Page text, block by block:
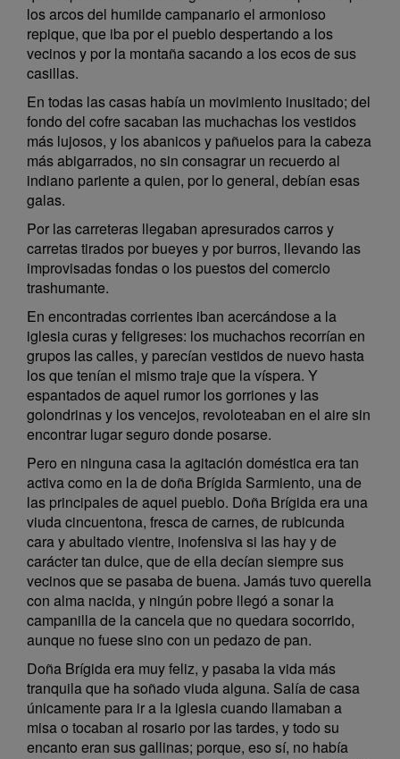
los arcos del humilde campanario el armonioso
repique, que iba por el pueblo despertando a los
vecinos y por la montaña sacando a los ecos de sus
casillas.
En todas las casas había un movimiento inusitado; del
fondo del cofre sacaban las muchachas los vestidos
más lujosos, y los abanicos y pañuelos para la cabeza
más abigarrados, no sin consagrar un recuerdo al
indiano pariente a quien, por lo general, debían esas
galas.
Por las carreteras llegaban apresurados carros y
carretas tirados por bueyes y por burros, llevando las
improvisadas fondas o los puestos del comercio
trashumante.
En encontradas corrientes iban acercándose a la
iglesia curas y feligreses: los muchachos recorrían en
grupos las calles, y parecían vestidos de nuevo hasta
los que tenían el mismo traje que la víspera. Y
espantados de aquel rumor los gorriones y las
golondrinas y los vencejos, revoloteaban en el aire sin
encontrar lugar seguro donde posarse.
Pero en ninguna casa la agitación doméstica era tan
activa como en la de doña Brígida Sarmiento, una de
las principales de aquel pueblo. Doña Brígida era una
viuda cincuentona, fresca de carnes, de rubicunda
cara y abultado vientre, inofensiva si las hay y de
carácter tan dulce, que de ella decían siempre sus
vecinos que se pasaba de buena. Jamás tuvo querella
con alma nacida, y ningún pobre llegó a sonar la
campanilla de la cancela que no quedara socorrido,
aunque no fuese sino con un pedazo de pan.
Doña Brígida era muy feliz, y pasaba la vida más
tranquila que ha soñado viuda alguna. Salía de casa
únicamente para ir a la iglesia cuando llamaban a
misa o tocaban al rosario por las tardes, y todo su
encanto eran sus gallinas; porque, eso sí, no había